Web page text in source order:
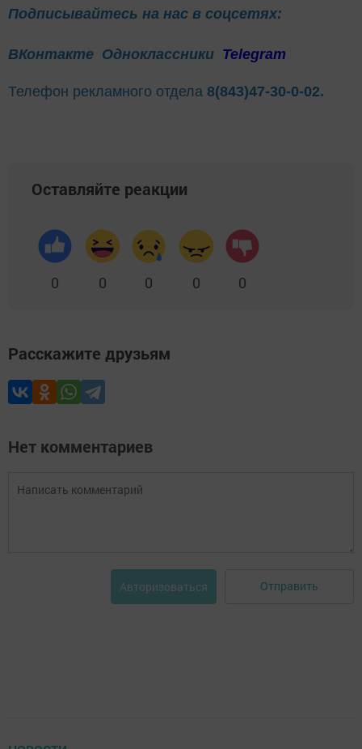
Подписывайтесь на нас в соцсетях:
ВКонтакте Одноклассники Telegram
Телефон рекламного отдела 8(843)47-30-0-02.
Оставляйте реакции
0 0 0 0 0
Расскажите друзьям
Нет комментариев
Авторизоваться Отправить